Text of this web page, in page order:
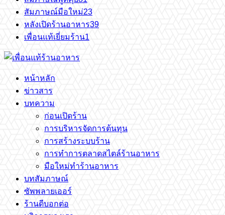
สัมภาษณ์มือใหม่23
หลังเปิดร้านอาหาร39
เพื่อนแท้เยี่ยมร้าน1
หน้าหลัก
ข่าวสาร
บทความ
ก่อนเปิดร้าน
การบริหารจัดการต้นทุน
การสร้างระบบร้าน
การทำการตลาดสไตล์ร้านอาหาร
มือใหม่ทำร้านอาหาร
บทสัมภาษณ์
ซัพพลายเออร์
ร้านดีบอกต่อ